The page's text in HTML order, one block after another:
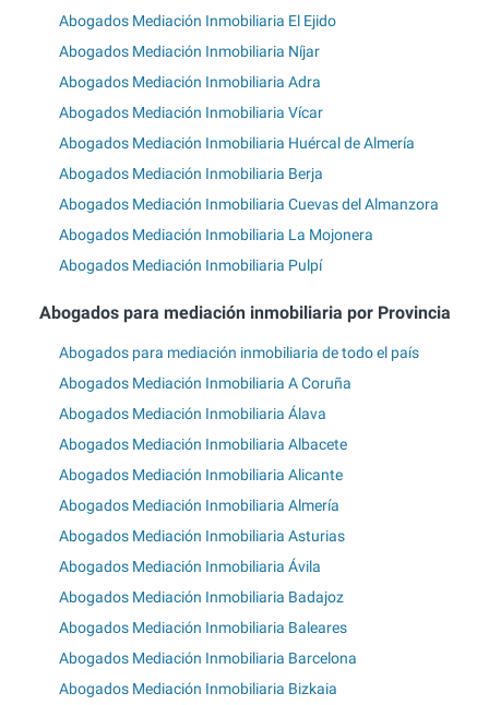
Abogados Mediación Inmobiliaria El Ejido
Abogados Mediación Inmobiliaria Níjar
Abogados Mediación Inmobiliaria Adra
Abogados Mediación Inmobiliaria Vícar
Abogados Mediación Inmobiliaria Huércal de Almería
Abogados Mediación Inmobiliaria Berja
Abogados Mediación Inmobiliaria Cuevas del Almanzora
Abogados Mediación Inmobiliaria La Mojonera
Abogados Mediación Inmobiliaria Pulpí
Abogados para mediación inmobiliaria por Provincia
Abogados para mediación inmobiliaria de todo el país
Abogados Mediación Inmobiliaria A Coruña
Abogados Mediación Inmobiliaria Álava
Abogados Mediación Inmobiliaria Albacete
Abogados Mediación Inmobiliaria Alicante
Abogados Mediación Inmobiliaria Almería
Abogados Mediación Inmobiliaria Asturias
Abogados Mediación Inmobiliaria Ávila
Abogados Mediación Inmobiliaria Badajoz
Abogados Mediación Inmobiliaria Baleares
Abogados Mediación Inmobiliaria Barcelona
Abogados Mediación Inmobiliaria Bizkaia